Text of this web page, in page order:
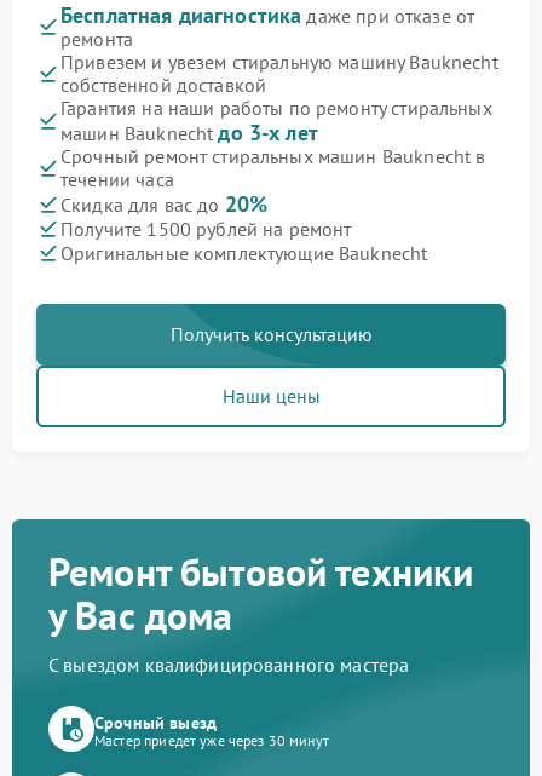
Бесплатная диагностика даже при отказе от
ремонта
Привезем и увезем стиральную машину Bauknecht
собственной доставкой
Гарантия на наши работы по ремонту стиральных
машин Bauknechtдо 3-х лет
Срочный ремонт стиральных машин Bauknecht в
течении часа
Скидка для вас до 20%
Получите 1500 рублей на ремонт
Оригинальные комплектующие Bauknecht
Получить консультацию
Наши цены
Ремонт бытовой техники
у Вас дома
С выездом квалифицированного мастера
Срочный выезд
Мастер приедет уже через 30 минут